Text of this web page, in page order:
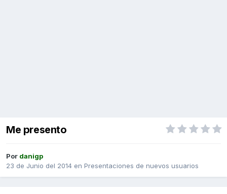
Me presento
Por danigp
23 de Junio del 2014 en Presentaciones de nuevos usuarios